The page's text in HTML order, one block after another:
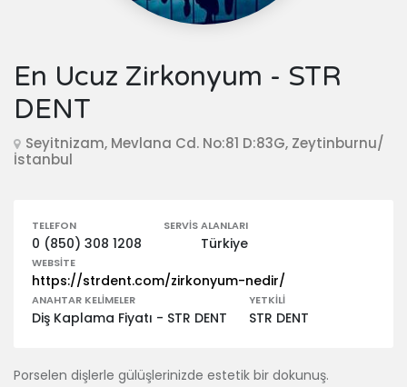
En Ucuz Zirkonyum - STR
DENT
Seyitnizam, Mevlana Cd. No:81 D:83G, Zeytinburnu/
İstanbul
TELEFON
0 (850) 308 1208
SERVIS ALANLARI
Türkiye
WEBSITE
https://strdent.com/zirkonyum-nedir/
ANAHTAR KELIMELER
Diş Kaplama Fiyatı - STR DENT
YETKILI
STR DENT
Porselen dişlerle gülüşlerinizde estetik bir dokunuş.